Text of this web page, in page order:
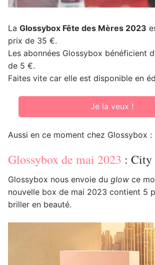
La Glossybox Fête des Mères 2023
prix de 35 €.
Les abonnées Glossybox bénéficient
de 5 €.
Faites vite car elle est disponible en
Je la veux !
Aussi en ce moment chez Glossybox :
Glossybox de mai 2023 :
Glossybox nous envoie du glow ce
nouvelle box de mai 2023 contient 5
briller en beauté.